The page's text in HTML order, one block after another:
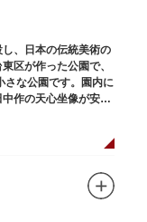
、日本の伝統美術の
区が作った公園で、
な公園です。園内に
作の天心坐像が安置